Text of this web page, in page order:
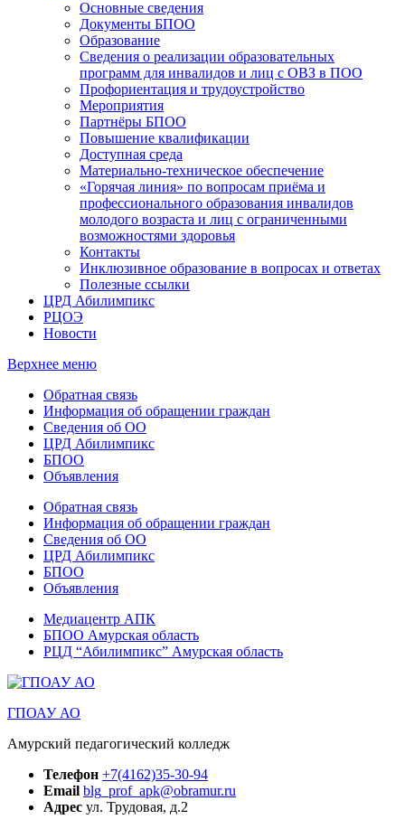
Основные сведения
Документы БПОО
Образование
Сведения о реализации образовательных
программ для инвалидов и лиц с ОВЗ в ПОО
Профориентация и трудоустройство
Мероприятия
Партнёры БПОО
Повышение квалификации
Доступная среда
Материально-техническое обеспечение
«Горячая линия» по вопросам приёма и
профессионального образования инвалидов
молодого возраста и лиц с ограниченными
возможностями здоровья
Контакты
Инклюзивное образование в вопросах и ответах
Полезные ссылки
ЦРД Абилимпикс
РЦОЭ
Новости
Верхнее меню
Обратная связь
Информация об обращении граждан
Сведения об ОО
ЦРД Абилимпикс
БПОО
Объявления
Обратная связь
Информация об обращении граждан
Сведения об ОО
ЦРД Абилимпикс
БПОО
Объявления
Медиацентр АПК
БПОО Амурская область
РЦД “Абилимпикс” Амурская область
ГПОАУ АО
Амурский педагогический колледж
Телефон +7(4162)35-30-94
Email blg_prof_apk@obramur.ru
Адрес ул. Трудовая, д.2